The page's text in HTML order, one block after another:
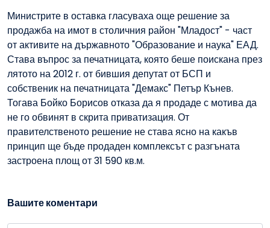
Министрите в оставка гласуваха още решение за
продажба на имот в столичния район "Младост" - част
от активите на държавното "Образование и наука" ЕАД.
Става въпрос за печатницата, която беше поискана през
лятото на 2012 г. от бившия депутат от БСП и
собственик на печатницата "Демакс" Петър Кънев.
Тогава Бойко Борисов отказа да я продаде с мотива да
не го обвинят в скрита приватизация. От
правителственото решение не става ясно на какъв
принцип ще бъде продаден комплексът с разгъната
застроена площ от 31 590 кв.м.
Вашите коментари